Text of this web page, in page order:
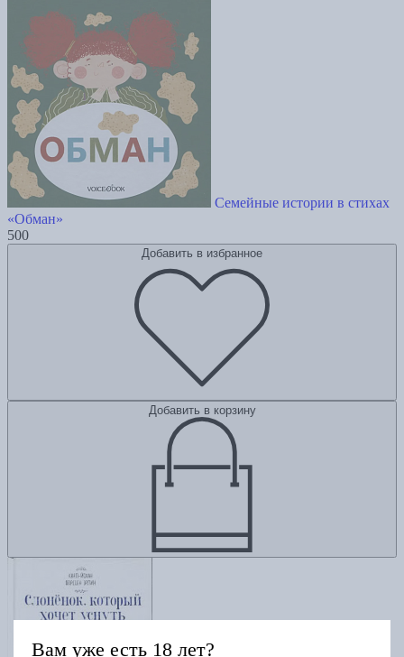
Семейные истории в стихах
«Обман»
500
Добавить в избранное
Добавить в корзину
Вам уже есть 18 лет?